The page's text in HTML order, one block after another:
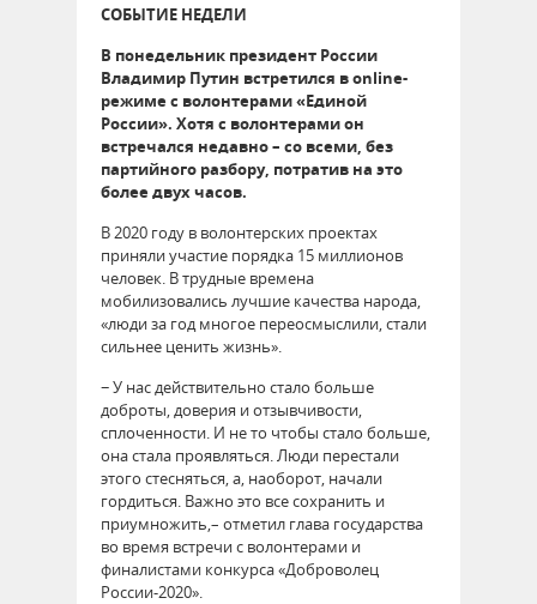
СОБЫТИЕ НЕДЕЛИ
В понедельник президент России
Владимир Путин встретился в online-
режиме с волонтерами «Единой
России». Хотя с волонтерами он
встречался недавно – со всеми, без
партийного разбору, потратив на это
более двух часов.
В 2020 году в волонтерских проектах
приняли участие порядка 15 миллионов
человек. В трудные времена
мобилизовались лучшие качества народа,
«люди за год многое переосмыслили, стали
сильнее ценить жизнь».
− У нас действительно стало больше
доброты, доверия и отзывчивости,
сплоченности. И не то чтобы стало больше,
она стала проявляться. Люди перестали
этого стесняться, а, наоборот, начали
гордиться. Важно это все сохранить и
приумножить,– отметил глава государства
во время встречи с волонтерами и
финалистами конкурса «Доброволец
России-2020».